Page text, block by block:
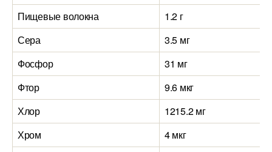
Пищевые волокна
1.2 г
Сера
3.5 мг
Фосфор
31 мг
Фтор
9.6 мкг
Хлор
1215.2 мг
Хром
4 мкг